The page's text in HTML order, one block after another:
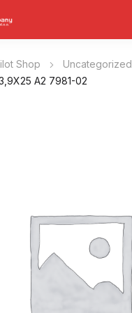
Shop Uncategorized
A2 7981-02